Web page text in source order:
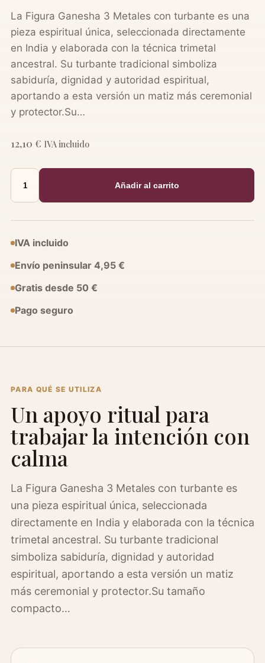
La Figura Ganesha 3 Metales con turbante es una
pieza espiritual única, seleccionada directamente
en India y elaborada con la técnica trimetal
ancestral. Su turbante tradicional simboliza
sabiduría, dignidad y autoridad espiritual,
aportando a esta versión un matiz más ceremonial
y protector.Su…
12,10 € IVA incluido
Ganesha
de
3
Metales
Turbante
–
Sagrada
de
(Formato
Compacto)
cantidad
Añadir al carrito
IVA incluido
Envío peninsular 4,95 €
Gratis desde 50 €
Pago seguro
PARA QUÉ SE UTILIZA
Un apoyo ritual para
trabajar la intención con
calma
La Figura Ganesha 3 Metales con turbante es
una pieza espiritual única, seleccionada
directamente en India y elaborada con la técnica
trimetal ancestral. Su turbante tradicional
simboliza sabiduría, dignidad y autoridad
espiritual, aportando a esta versión un matiz
más ceremonial y protector.Su tamaño
compacto…